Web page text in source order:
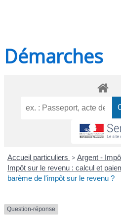
Démarches
Accueil particuliers > Argent -
Impôt sur le revenu : calcul et
barème de l'impôt sur le revenu ?
Question-réponse